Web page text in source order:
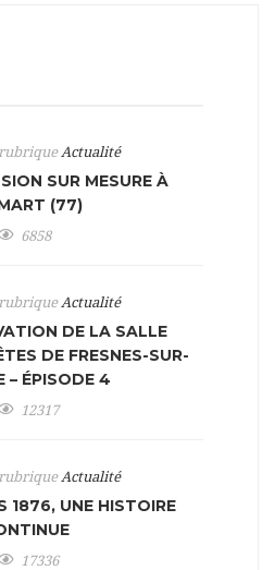
rubrique Actualité
SUR MESURE À
(77)
6858
rubrique Actualité
DE LA SALLE
DE FRESNES-SUR-
– ÉPISODE 4
12317
rubrique Actualité
1876, UNE HISTOIRE
17336